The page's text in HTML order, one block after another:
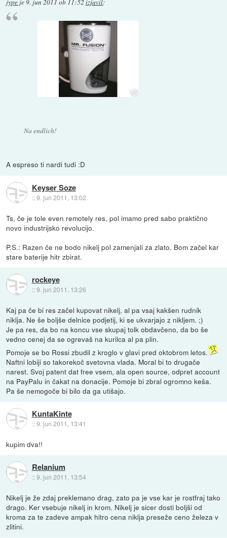
jype je9. jun 2011 ob 11:52 izjavil:
Na endlich!
A espreso ti nardi tudi :D
Keyser Soze
::9. jun 2011, 13:02
Ts, če je tole even remotely res, pol imamo pred sabo praktično
novo industrijsko revolucijo.
P.S.: Razen če ne bodo nikelj pol zamenjali za zlato. Bom začel kar
stare baterije hitr zbirat.
rockeye
::9. jun 2011, 13:26
Kaj pa če bi res začel kupovat nikelj, al pa vsaj kakšen rudnik
niklja. Ne še boljše delnice podjetij, ki se ukvarjajo z nikljem. ;)
Je pa res, da bo na koncu vse skupaj tolk obdavčeno, da bo še
vedno cenej da se ogrevaš na kurilca al pa plin.
Pomoje se bo Rossi zbudil z kroglo v glavi pred oktobrom letos.
Naftni lobiji so takorekoč svetovna vlada. Moral bi to drugače
narest. Svoj patent dat free vsem, ala open source, odpret account
na PayPalu in čakat na donacije. Pomoje bi zbral ogromno keša.
Pa še nemogoče bi bilo da ga utišajo.
KuntaKinte
::9. jun 2011, 13:41
kupim dva!!
Relanium
::9. jun 2011, 13:54
Nikelj je že zdaj preklemano drag, zato pa je vse kar je rostfraj tako
drago. Ker vsebuje nikelj in krom. Nikelj je sicer dosti boljši od
kroma za te zadeve ampak hitro cena niklja preseže ceno železa v
zlitini.